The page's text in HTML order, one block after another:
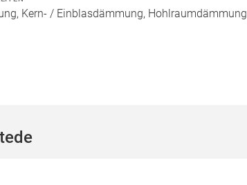
Kern- / Einblasdämmung, Hohlraumdämmung